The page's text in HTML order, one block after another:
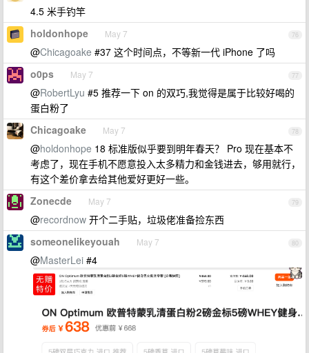
4.5 米手钓竿
76
holdonhope May 7
@Chicagoake #37 这个时间点，不等新一代 iPhone 了吗
77
o0ps May 7
@RobertLyu #5 推荐一下 on 的双巧,我觉得是属于比较好喝的
蛋白粉了
78
Chicagoake May 7
@holdonhope 18 标准版似乎要到明年春天？ Pro 现在基本不
考虑了，现在手机不愿意投入太多精力和金钱进去，够用就行，
有这个差价拿去给其他爱好更好一些。
79
Zonecde May 7
@recordnow 开个二手贴，垃圾佬准备捡东西
80
someonelikeyouah May 7
@MasterLei #4